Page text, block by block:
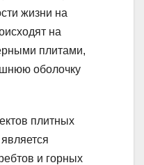
жизни на
на
плитами,
оболочку
плитных
и горных